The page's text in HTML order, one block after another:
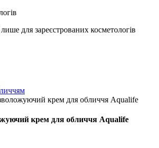
для зареєстрованих косметологів
крем для обличчя Aqualife
крем для обличчя Aqualife